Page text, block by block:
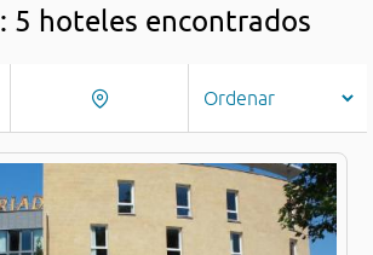
: 5 hoteles encontrados